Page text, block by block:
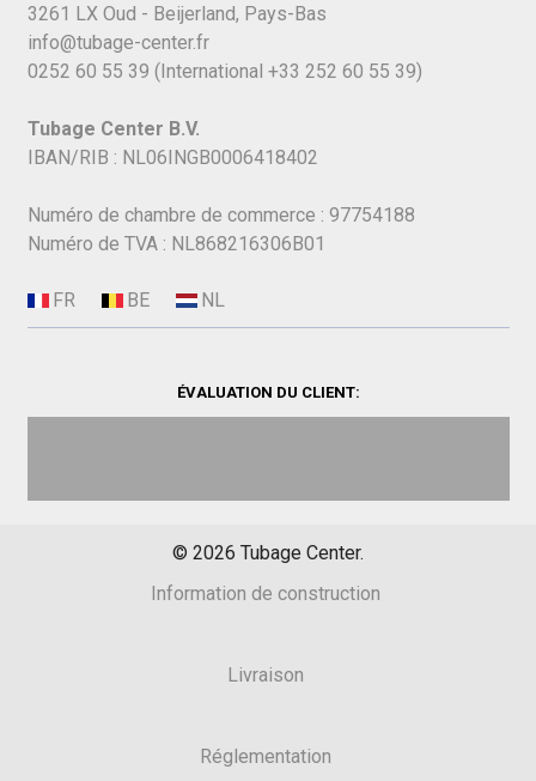
3261 LX Oud - Beijerland, Pays-Bas
info@tubage-center.fr
0252 60 55 39 (International +33 252 60 55 39)
Tubage Center B.V.
IBAN/RIB : NL06INGB0006418402
Numéro de chambre de commerce : 97754188
Numéro de TVA : NL868216306B01
ÉVALUATION DU CLIENT:
© 2026 Tubage Center.
Information de construction
Livraison
Réglementation